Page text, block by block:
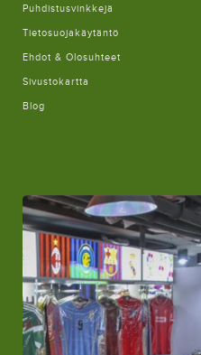
Puhdistusvinkkejä
Tietosuojakäytäntö
Ehdot & Olosuhteet
Sivustokartta
Blog